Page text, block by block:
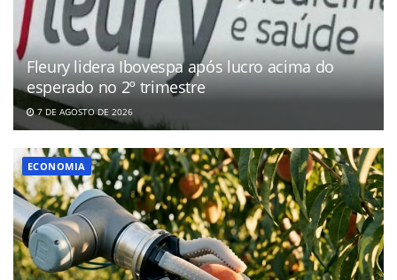
Fleury lidera Ibovespa após lucro acima do
esperado no 2º trimestre
7 DE AGOSTO DE 2026
ECONOMIA